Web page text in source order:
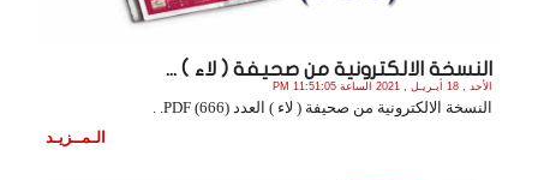
النسخة الالكترونية من صحيفة ( لاء ) ...
الأحد , 18 أبـريـل , 2021 الساعة 11:51:05 PM
النسخة الالكترونية من صحيفة ( لاء ) العدد (666) PDF. .
الـمــزيـد